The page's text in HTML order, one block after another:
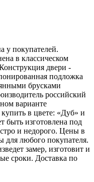
у покупателей.
в классическом
двери -
подложка
брусками
российский
варианте
в цвете: «Дуб» и
изготовлена под
и недорого. Цены в
для любого покупателя.
замер, изготовит и
сроки. Доставка по